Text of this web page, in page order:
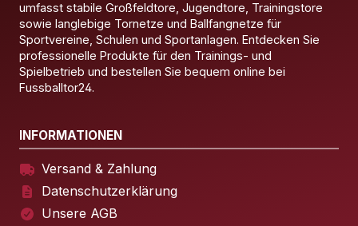
umfasst stabile Großfeldtore, Jugendtore, Trainingstore
sowie langlebige Tornetze und Ballfangnetze für
Sportvereine, Schulen und Sportanlagen. Entdecken Sie
professionelle Produkte für den Trainings- und
Spielbetrieb und bestellen Sie bequem online bei
Fussballtor24.
INFORMATIONEN
Versand & Zahlung
Datenschutzerklärung
Unsere AGB